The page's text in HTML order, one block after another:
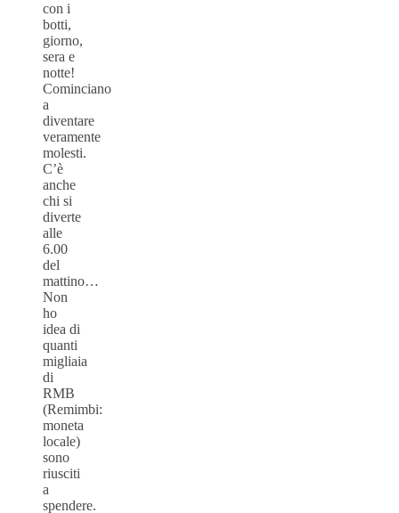
con i
botti,
giorno,
sera e
notte!
Cominciano
a
diventare
veramente
molesti.
C’è
anche
chi si
diverte
alle
6.00
del
mattino…
Non
ho
idea di
quanti
migliaia
di
RMB
(Remimbi:
moneta
locale)
sono
riusciti
a
spendere.